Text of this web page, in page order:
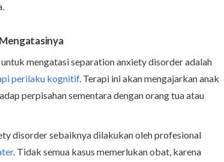
mengatasi separation anxiety disorder adalah
perilaku kognitif. Terapi ini akan mengajarkan anak
perpisahan sementara dengan orang tua atau
disorder sebaiknya dilakukan oleh profesional
. Tidak semua kasus memerlukan obat, karena